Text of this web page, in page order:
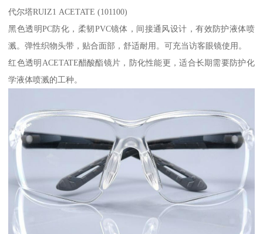
代尔塔RUIZ1 ACETATE (101100)
黑色透明PC防化，柔韧PVC镜体，间接通风设计，有效防护液体喷
溅。弹性织物头带，贴合面部，舒适耐用。可充当访客眼镜使用。
红色透明ACETATE醋酸酯镜片，防化性能更，适合长期需要防护化
学液体喷溅的工种。